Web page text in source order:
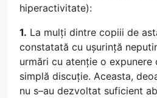
hiperactivitate):
1. La mulți dintre copiii de
constatată cu ușurință
urmări cu atenție o expunere
simplă discuție. Aceasta,
nu s–au dezvoltat suficient